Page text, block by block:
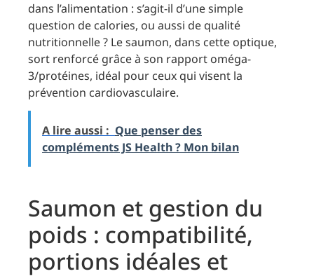
dans l’alimentation : s’agit-il d’une simple
question de calories, ou aussi de qualité
nutritionnelle ? Le saumon, dans cette optique,
sort renforcé grâce à son rapport oméga-
3/protéines, idéal pour ceux qui visent la
prévention cardiovasculaire.
A lire aussi : Que penser des
compléments JS Health ? Mon bilan
Saumon et gestion du
poids : compatibilité,
portions idéales et